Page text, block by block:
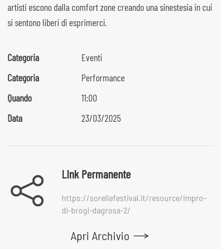
artisti escono dalla comfort zone creando una sinestesia in cui
si sentono liberi di esprimerci.
Categoria
Eventi
Categoria
Performance
Quando
11:00
Data
23/03/2025
Link Permanente
https://sorellefestival.it/resource/impro-
di-brogi-dagrosa-2/
Apri Archivio